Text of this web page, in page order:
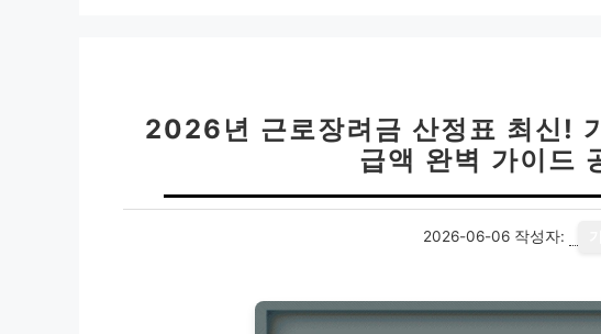
2026년 근로장려금 산정표 최신!
급액 완벽 가이드
2026-06-06 작성자: